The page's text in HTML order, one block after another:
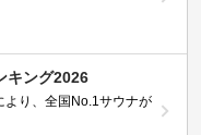
キング2026
より、全国No.1サウナが